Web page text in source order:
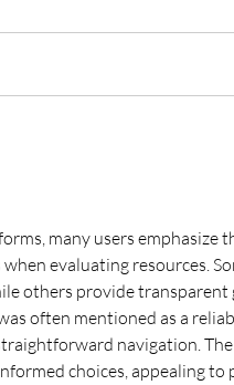
many users emphasize
evaluating resources.
others provide transparent
often mentioned as a
navigation.
choices, appealing to